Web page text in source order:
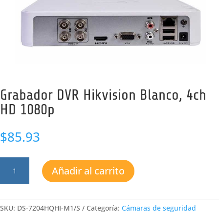
Grabador DVR Hikvision Blanco, 4ch
HD 1080p
$85.93
Hikvision
4ch
Añadir al carrito
SKU: DS-7204HQHI-M1/S Categoría: Cámaras de seguridad